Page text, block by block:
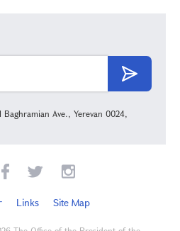
Ave., Yerevan 0024,
Links Site Map